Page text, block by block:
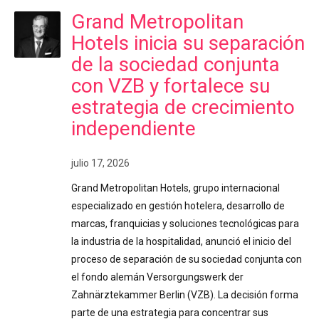
Grand Metropolitan
Hotels inicia su separación
de la sociedad conjunta
con VZB y fortalece su
estrategia de crecimiento
independiente
julio 17, 2026
Grand Metropolitan Hotels, grupo internacional
especializado en gestión hotelera, desarrollo de
marcas, franquicias y soluciones tecnológicas para
la industria de la hospitalidad, anunció el inicio del
proceso de separación de su sociedad conjunta con
el fondo alemán Versorgungswerk der
Zahnärztekammer Berlin (VZB). La decisión forma
parte de una estrategia para concentrar sus